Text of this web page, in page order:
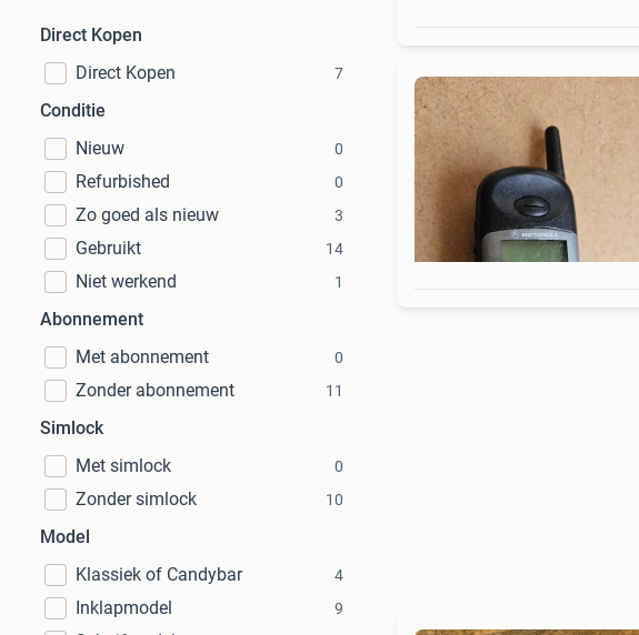
Direct Kopen
Direct Kopen
7
Conditie
Nieuw
0
Refurbished 0
Zo goed als nieuw 3
Gebruikt 14
Niet werkend 1
Abonnement
Met abonnement
0
Zonder abonnement 11
Simlock
Met simlock
0
Zonder simlock 10
Model
Klassiek of Candybar
4
Inklapmodel 9